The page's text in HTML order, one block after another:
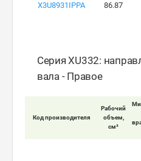
X3U8931IPPA 86.87
Серия XU332:
вала - Правое
Код производителя
Рабочий
объем,
см³